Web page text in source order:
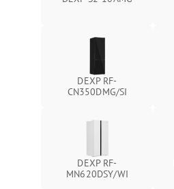
DEXP RF-
CN350DMG/SI
DEXP RF-
MN620DSY/WI